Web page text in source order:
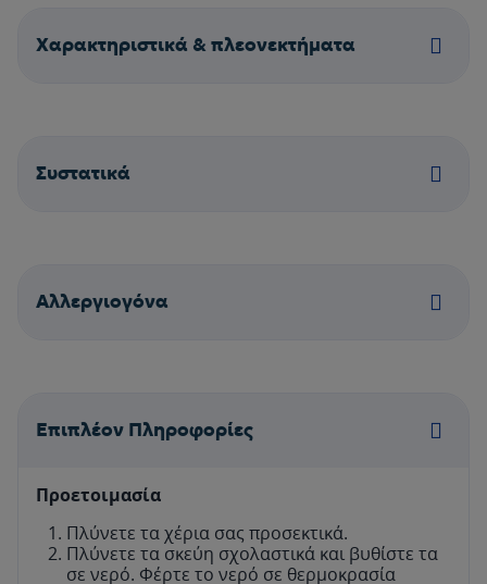
Χαρακτηριστικά & πλεονεκτήματα
Συστατικά
Aλλεργιογόνα
Επιπλέον Πληροφορίες
Προετοιμασία
Πλύνετε τα χέρια σας προσεκτικά.
Πλύνετε τα σκεύη σχολαστικά και βυθίστε τα
σε νερό. Φέρτε το νερό σε θερμοκρασία